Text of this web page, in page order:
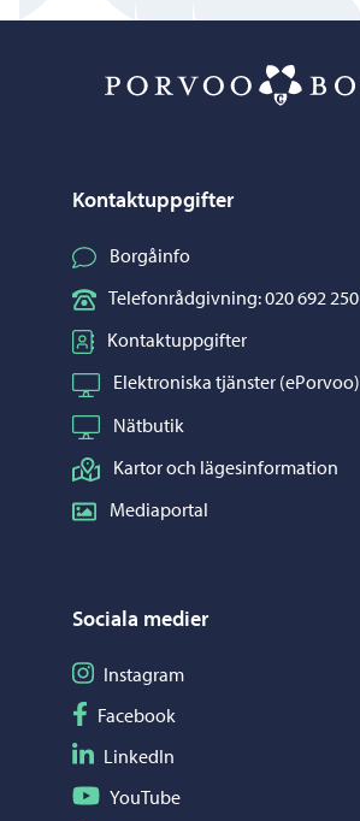
Kontaktuppgifter
Borgåinfo
Telefonrådgivning: 020 692 250
Kontaktuppgifter
Elektroniska tjänster (ePorvoo)
Nätbutik
Kartor och lägesinformation
Mediaportal
Sociala medier
Följ på Instagram
Instagram
Följ på Facebook
Facebook
Följ på LinkedIn
LinkedIn
Följ på YouTube
YouTube